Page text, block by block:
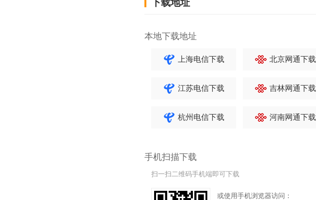
下载地址
本地下载地址
上海电信下载 北京网通下载
江苏电信下载 吉林网通下载
杭州电信下载 河南网通下载
手机扫描下载
扫一扫二维码手机端即可下载
或使用手机浏览器访问：